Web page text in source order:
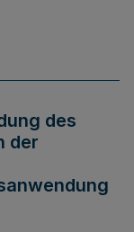
des
der